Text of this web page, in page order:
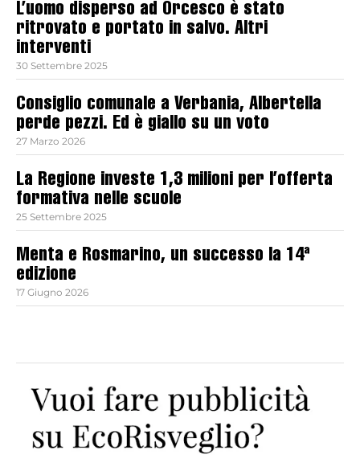
L’uomo disperso ad Orcesco è stato
ritrovato e portato in salvo. Altri
interventi
30 Settembre 2025
Consiglio comunale a Verbania, Albertella
perde pezzi. Ed è giallo su un voto
27 Marzo 2026
La Regione investe 1,3 milioni per l’offerta
formativa nelle scuole
25 Settembre 2025
Menta e Rosmarino, un successo la 14ª
edizione
17 Giugno 2026